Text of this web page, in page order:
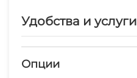
Удобства и услуги
Опции